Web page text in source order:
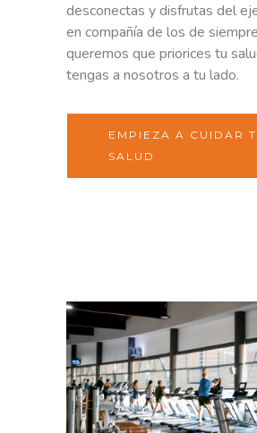
desconectas y disfrutas del
en compañía de los de
queremos que priorices tu
tengas a nosotros a tu lado.
EMPIEZA A CUIDAR
SALUD